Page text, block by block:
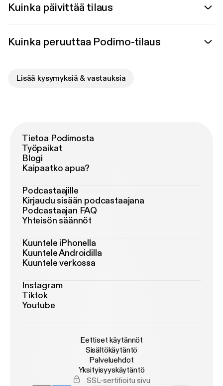
Kuinka päivittää tilaus
Kuinka peruuttaa Podimo-tilaus
Lisää kysymyksiä & vastauksia
Tietoa Podimosta
Työpaikat
Blogi
Kaipaatko apua?
Podcastaajille
Kirjaudu sisään podcastaajana
Podcastaajan FAQ
Yhteisön säännöt
Kuuntele iPhonella
Kuuntele Androidilla
Kuuntele verkossa
Instagram
Tiktok
Youtube
Eettiset käytännöt
Sisältökäytäntö
Palveluehdot
Yksityisyyskäytäntö
SSL-sertifioitu sivu